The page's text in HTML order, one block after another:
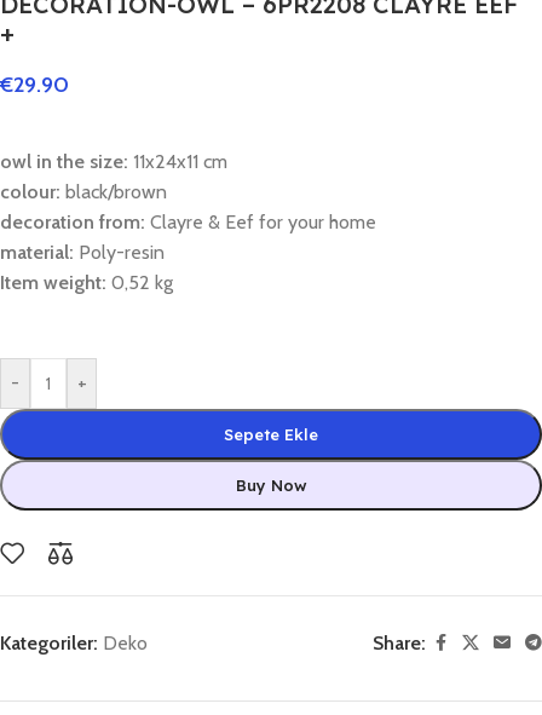
+
€29.90
owl in the size: 11x24x11 cm
colour: black/brown
decoration from: Clayre & Eef for your home
material: Poly-resin
Item weight: 0,52 kg
- +
Sepete Ekle
Buy Now
Kategoriler: Deko Share: